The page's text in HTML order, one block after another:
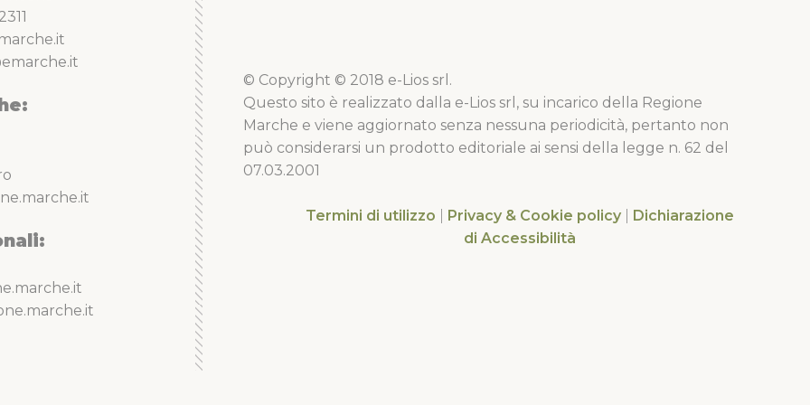
ha aderito e sostiene il progetto regionale Marche Outdoor.
© Copyright © 2018 e-Lios srl.
Questo sito è realizzato dalla e-Lios srl, su incarico della Regione
Marche e viene aggiornato senza nessuna periodicità, pertanto non
può considerarsi un prodotto editoriale ai sensi della legge n. 62 del
07.03.2001
Termini di utilizzo Privacy & Cookie policy
Dichiarazione
di Accessibilità